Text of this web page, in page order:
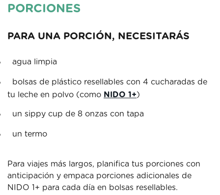
PORCIONES
PARA UNA PORCIÓN, NECESITARÁS
agua limpia
bolsas de plástico resellables con 4 cucharadas de
tu leche en polvo (como NIDO 1+)
un sippy cup de 8 onzas con tapa
un termo
Para viajes más largos, planifica tus porciones con
anticipación y empaca porciones adicionales de
NIDO 1+ para cada día en bolsas resellables.